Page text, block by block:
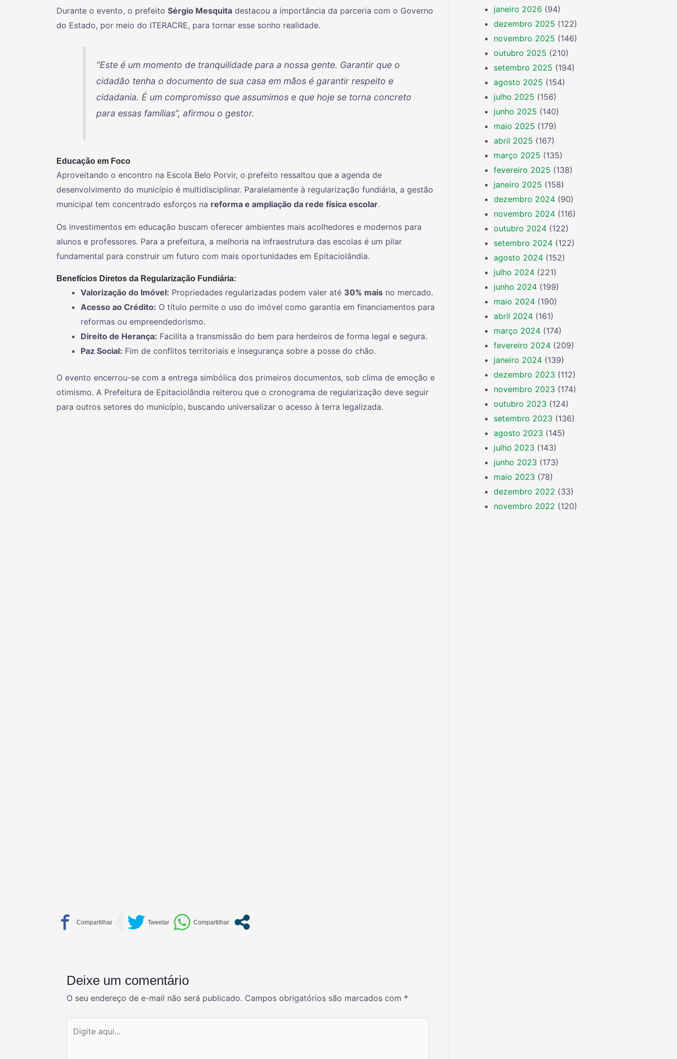
Durante o evento, o prefeito Sérgio Mesquita destacou a importância da parceria com o Governo
do Estado, por meio do ITERACRE, para tornar esse sonho realidade.
“Este é um momento de tranquilidade para a nossa gente. Garantir que o
cidadão tenha o documento de sua casa em mãos é garantir respeito e
cidadania. É um compromisso que assumimos e que hoje se torna concreto
para essas famílias”, afirmou o gestor.
Educação em Foco
Aproveitando o encontro na Escola Belo Porvir, o prefeito ressaltou que a agenda de
desenvolvimento do município é multidisciplinar. Paralelamente à regularização fundiária, a gestão
municipal tem concentrado esforços na reforma e ampliação da rede física escolar.
Os investimentos em educação buscam oferecer ambientes mais acolhedores e modernos para
alunos e professores. Para a prefeitura, a melhoria na infraestrutura das escolas é um pilar
fundamental para construir um futuro com mais oportunidades em Epitaciolândia.
Benefícios Diretos da Regularização Fundiária:
Valorização do Imóvel: Propriedades regularizadas podem valer até 30% mais no mercado.
Acesso ao Crédito: O título permite o uso do imóvel como garantia em financiamentos para
reformas ou empreendedorismo.
Direito de Herança: Facilita a transmissão do bem para herdeiros de forma legal e segura.
Paz Social: Fim de conflitos territoriais e insegurança sobre a posse do chão.
O evento encerrou-se com a entrega simbólica dos primeiros documentos, sob clima de emoção e
otimismo. A Prefeitura de Epitaciolândia reiterou que o cronograma de regularização deve seguir
para outros setores do município, buscando universalizar o acesso à terra legalizada.
Deixe um comentário
O seu endereço de e-mail não será publicado. Campos obrigatórios são marcados com *
janeiro 2026 (94)
dezembro 2025 (122)
novembro 2025 (146)
outubro 2025 (210)
setembro 2025 (194)
agosto 2025 (154)
julho 2025 (156)
junho 2025 (140)
maio 2025 (179)
abril 2025 (167)
março 2025 (135)
fevereiro 2025 (138)
janeiro 2025 (158)
dezembro 2024 (90)
novembro 2024 (116)
outubro 2024 (122)
setembro 2024 (122)
agosto 2024 (152)
julho 2024 (221)
junho 2024 (199)
maio 2024 (190)
abril 2024 (161)
março 2024 (174)
fevereiro 2024 (209)
janeiro 2024 (139)
dezembro 2023 (112)
novembro 2023 (174)
outubro 2023 (124)
setembro 2023 (136)
agosto 2023 (145)
julho 2023 (143)
junho 2023 (173)
maio 2023 (78)
dezembro 2022 (33)
novembro 2022 (120)